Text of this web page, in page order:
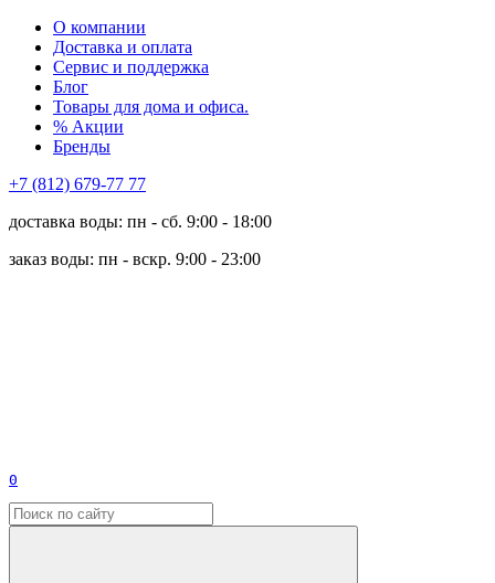
О компании
Доставка и оплата
Сервис и поддержка
Блог
Товары для дома и офиса.
% Акции
Бренды
+7 (812) 679-77 77
доставка воды: пн - сб. 9:00 - 18:00
заказ воды: пн - вскр. 9:00 - 23:00
0